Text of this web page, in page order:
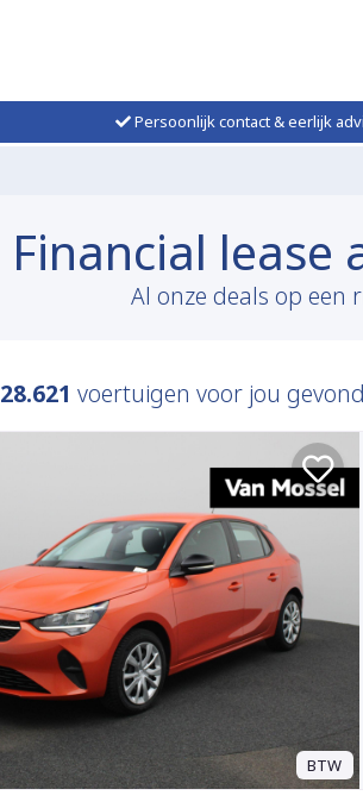
Persoonlijk contact & eerlijk
Financial lease
Al onze deals op een
28.621 voertuigen voor jou
BTW